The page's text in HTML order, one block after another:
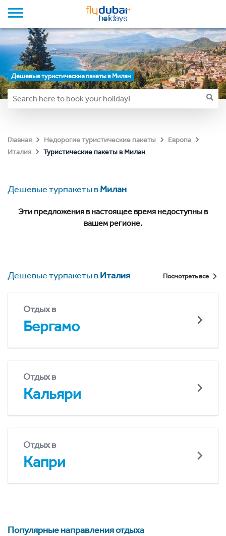
Дешевые туристические пакеты в Милан
Главная Недорогие туристические пакеты
Европа
Италия
Туристические пакеты в Милан
Дешевые турпакеты вМилан
Эти предложения в настоящее время недоступны в
вашем регионе.
Дешевые турпакеты вИталия Посмотреть все
Отдых в
Бергамо
Отдых в
Кальяри
Отдых в
Капри
Популярные направления отдыха